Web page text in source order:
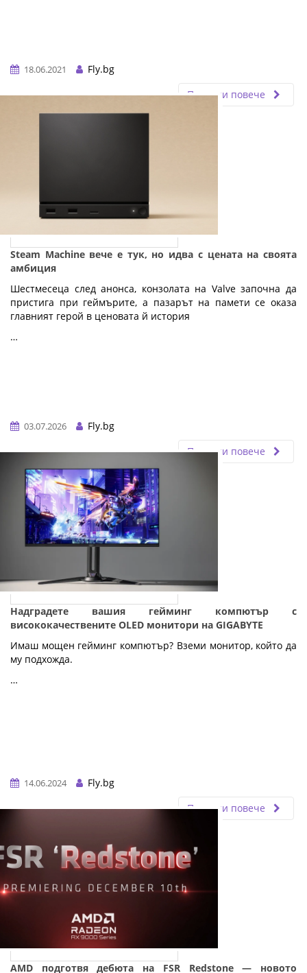
18.06.2021
Fly.bg
Прочети повече
Steam Machine вече е тук, но идва с цената на своята
амбиция
Шестмесеца след анонса, конзолата на Valve започна да
пристига при геймърите, а пазарът на памети се оказа
главният герой в ценовата й история
…
03.07.2026
Fly.bg
Прочети повече
Надградете вашия гейминг компютър с
висококачествените OLED монитори на GIGABYTE
Имаш мощен гейминг компютър? Вземи монитор, който да
му подхожда.
…
14.06.2024
Fly.bg
Прочети повече
AMD подготвя дебюта на FSR Redstone — новото